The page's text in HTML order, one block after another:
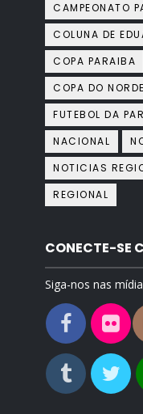
CAMPEONATO
COLUNA DE
COPA PARAIBA
COPA DO
FUTEBOL DA
NACIONAL
NOTICIAS
REGIONAL
CONECTE-SE
Siga-nos nas